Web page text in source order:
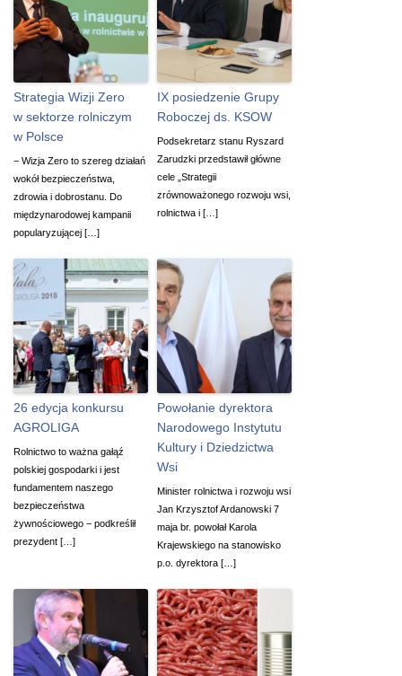
Strategia Wizji Zero
w sektorze rolniczym
w Polsce
− Wizja Zero to szereg działań
wokół bezpieczeństwa,
zdrowia i dobrostanu. Do
międzynarodowej kampanii
popularyzującej […]
IX posiedzenie Grupy
Roboczej ds. KSOW
Podsekretarz stanu Ryszard
Zarudzki przedstawił główne
cele „Strategii
zrównoważonego rozwoju wsi,
rolnictwa i […]
26 edycja konkursu
AGROLIGA
Rolnictwo to ważna gałąź
polskiej gospodarki i jest
fundamentem naszego
bezpieczeństwa
żywnościowego − podkreślił
prezydent […]
Powołanie dyrektora
Narodowego Instytutu
Kultury i Dziedzictwa
Wsi
Minister rolnictwa i rozwoju wsi
Jan Krzysztof Ardanowski 7
maja br. powołał Karola
Krajewskiego na stanowisko
p.o. dyrektora […]